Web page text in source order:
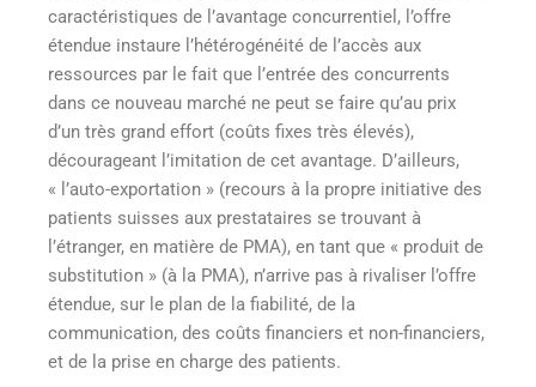
caractéristiques de l’avantage concurrentiel, l’offre
étendue instaure l’hétérogénéité de l’accès aux
ressources par le fait que l’entrée des concurrents
dans ce nouveau marché ne peut se faire qu’au prix
d’un très grand effort (coûts fixes très élevés),
décourageant l’imitation de cet avantage. D’ailleurs,
« l’auto-exportation » (recours à la propre initiative des
patients suisses aux prestataires se trouvant à
l’étranger, en matière de PMA), en tant que « produit de
substitution » (à la PMA), n’arrive pas à rivaliser l’offre
étendue, sur le plan de la fiabilité, de la
communication, des coûts financiers et non-financiers,
et de la prise en charge des patients.